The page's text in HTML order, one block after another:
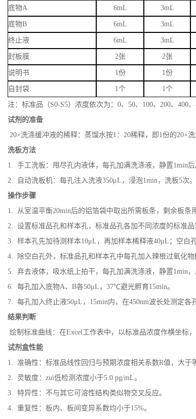
底物A 6mL 3mL
底物B 6mL 3mL
终止液 6mL 3mL
封板膜 2张 2张
说明书 1份 1份
自封袋 1个 1个
注：标准品（S0-S5）浓度依次为：0、50、100、200、400
试剂的准备
20×洗涤缓冲液的稀释：蒸馏水按1：20稀释，即1份的20×洗
洗板方法
1. 手工洗板：甩尽孔内液体，每孔加满洗涤液，静置1min
2. 自动洗板机：每孔注入洗液350μL，浸泡1min，洗板5次。
操作步骤
1. 从室温平衡20min后的铝箔袋中取出所需板条，剩余板条
2. 设置标准品孔和样本孔，标准品孔各加不同浓度的标准品
3. 样本孔先加待测样本10μL，再加样本稀释液40μL；空白孔
4. 除空白孔外，标准品孔和样本孔中每孔加入辣根过氧化
5. 弃去液体，吸水纸上拍干，每孔加满洗涤液，静置1min
6. 每孔加入底物A、B各50μL，37℃避光孵育15min。
7. 每孔加入终止液50μL，15min内，在450nm波长处测定各
结果判断
绘制标准曲线：在Excel工作表中，以标准品浓度作横坐标
试剂盒性能
1. 准确性：标准品线性回归与预期浓度相关系数R值，大于
2. 灵敏度：zuì低检测浓度小于5.0 pg/mL。
3. 特异性：不与其它可溶性结构类似物交叉反应。
4. 重复性：板内、板间变异系数均小于15%。